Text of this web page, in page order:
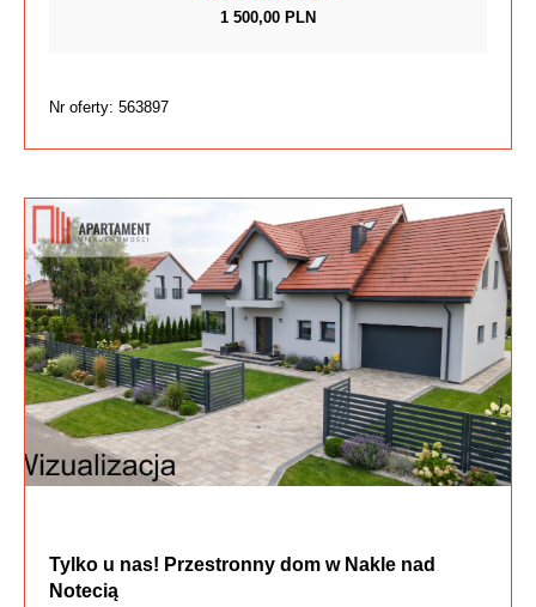
1 500,00 PLN
Nr oferty: 563897
Tylko u nas! Przestronny dom w Nakle nad
Notecią